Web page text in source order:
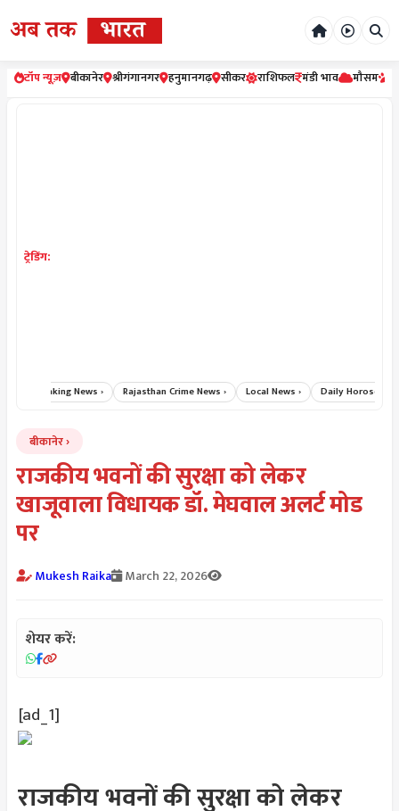
टॉप न्यूज़ बीकानेर श्रीगंगानगर हनुमानगढ़ सीकर राशिफल मंडी भाव मौसम
ट्रेडिंग:
Breaking News › Rajasthan Crime News › Local News › Daily Horoscope
बीकानेर
राजकीय भवनों की सुरक्षा को लेकर
खाजूवाला विधायक डॉ. मेघवाल अलर्ट मोड
पर
Mukesh Raika March 22, 2026
शेयर करें:
[ad_1]
राजकीय भवनों की सुरक्षा को लेकर